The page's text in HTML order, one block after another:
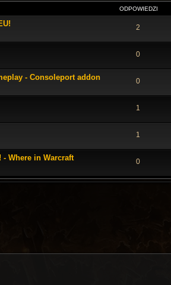
ODPOWIEDZI
2
0
- Consoleport addon 0
1
1
- Where in Warcraft 0